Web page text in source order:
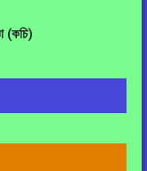
(কচি)